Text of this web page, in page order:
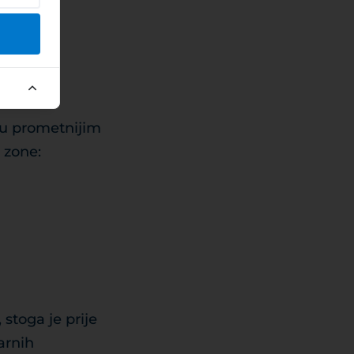
prometnijim
stoga je prije